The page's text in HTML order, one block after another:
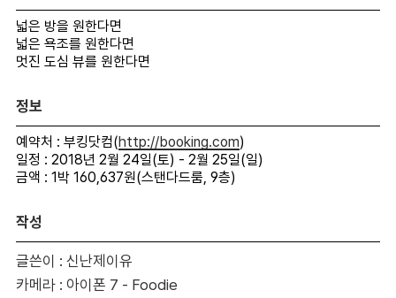
넓은 방을 원한다면
넓은 욕조를 원한다면
멋진 도심 뷰를 원한다면
정보
예약처 : 부킹닷컴(http://booking.com)
일정 : 2018년 2월 24일(토) - 2월 25일(일)
금액 : 1박 160,637원(스탠다드룸, 9층)
작성
글쓴이 : 신난제이유
카메라 : 아이폰 7 - Foodie